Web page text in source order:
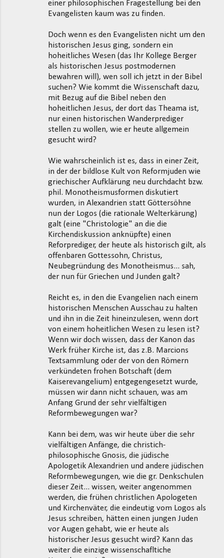
einer philosophischen Fragestellung bei den
Evangelisten kaum was zu finden.
Doch wenn es den Evangelisten nicht um den
historischen Jesus ging, sondern ein
hoheitliches Wesen (das Ihr Kollege Berger
als historischen Jesus postmodernen
bewahren will), wen soll ich jetzt in der Bibel
suchen? Wie kommt die Wissenschaft dazu,
mit Bezug auf die Bibel neben den
hoheitlichen Jesus, der dort das Theama ist,
nur einen historischen Wanderprediger
stellen zu wollen, wie er heute allgemein
gesucht wird?
Wie wahrscheinlich ist es, dass in einer Zeit,
in der der bildlose Kult von Reformjuden wie
griechischer Aufklärung neu durchdacht bzw.
phil. Monotheismusformen diskutiert
wurden, in Alexandrien statt Göttersöhne
nun der Logos (die rationale Welterkärung)
galt (eine "Christologie" an die die
Kirchendiskussion anknüpfte) einen
Reforprediger, der heute als historisch gilt, als
offenbaren Gottessohn, Christus,
Neubegründung des Monotheismus... sah,
der nun für Griechen und Junden galt?
Reicht es, in den die Evangelien nach einem
historischen Menschen Ausschau zu halten
und ihn in die Zeit hineinzulesen, wenn dort
von einem hoheitlichen Wesen zu lesen ist?
Wenn wir doch wissen, dass der Kanon das
Werk früher Kirche ist, das z.B. Marcions
Textsammlung oder der von den Römern
verkündeten frohen Botschaft (dem
Kaiserevangelium) entgegengesetzt wurde,
müssen wir dann nicht schauen, was am
Anfang Grund der sehr vielfältigen
Reformbewegungen war?
Kann bei dem, was wir heute über die sehr
vielfältigen Anfänge, die christich-
philosophische Gnosis, die jüdische
Apologetik Alexandrien und andere jüdischen
Reformbewegungen, wie die gr. Denkschulen
dieser Zeit... wissen, weiter angenommen
werden, die frühen christlichen Apologeten
und Kirchenväter, die eindeutig vom Logos als
Jesus schreiben, hätten einen jungen Juden
vor Augen gehabt, wie er heute als
historischer Jesus gesucht wird? Kann das
weiter die einzige wissenschafltiche